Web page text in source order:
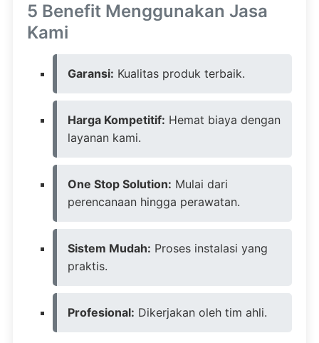
5 Benefit Menggunakan Jasa
Kami
Garansi: Kualitas produk terbaik.
Harga Kompetitif: Hemat biaya dengan
layanan kami.
One Stop Solution: Mulai dari
perencanaan hingga perawatan.
Sistem Mudah: Proses instalasi yang
praktis.
Profesional: Dikerjakan oleh tim ahli.